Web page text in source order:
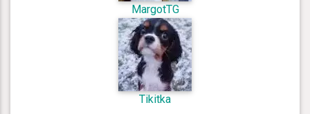
MargotTG
Tikitka